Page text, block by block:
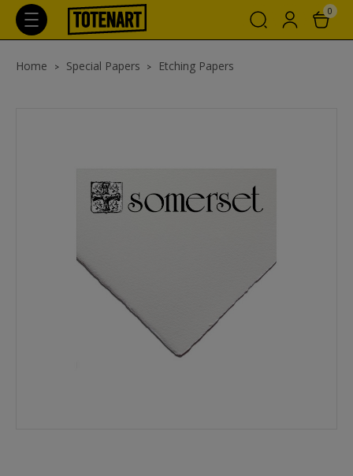
0
Home Special Papers Etching Papers